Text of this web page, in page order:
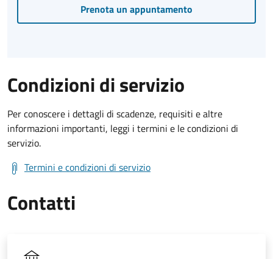
Prenota un appuntamento
Condizioni di servizio
Per conoscere i dettagli di scadenze, requisiti e altre
informazioni importanti, leggi i termini e le condizioni di
servizio.
Termini e condizioni di servizio
Contatti